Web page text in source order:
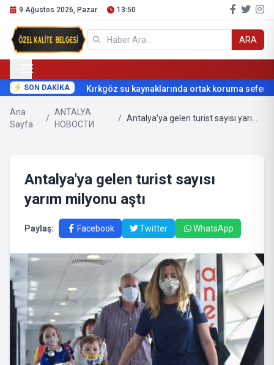
9 Ağustos 2026, Pazar 13:50
ARA
SON DAKİKA Kırkgöz su kaynaklarında ortak koruma
Ana
Sayfa
/
ANTALYA
НОВОСТИ
/
Antalya'ya gelen turist sayısı
yarım milyonu aştı
Paylaş: Facebook Twitter WhatsApp